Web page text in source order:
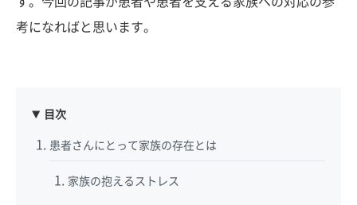
考になればと思います。
目次
患者さんにとって家族の存在とは
家族の抱えるストレス